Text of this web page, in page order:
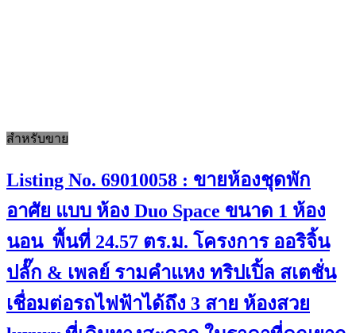
สำหรับขาย
Listing No. 69010058 : ขายห้องชุดพัก
อาศัย แบบ ห้อง Duo Space ขนาด 1 ห้อง
นอน พื้นที่ 24.57 ตร.ม. โครงการ ออริจิ้น
ปลั๊ก & เพลย์ รามคำแหง ทริปเปิ้ล สเตชั่น
เชื่อมต่อรถไฟฟ้าได้ถึง 3 สาย ห้องสวย